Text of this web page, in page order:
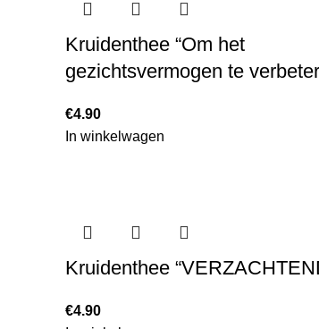
Kruidenthee “Om het
gezichtsvermogen te
€4.90
In winkelwagen
Kruidenthee
€4.90